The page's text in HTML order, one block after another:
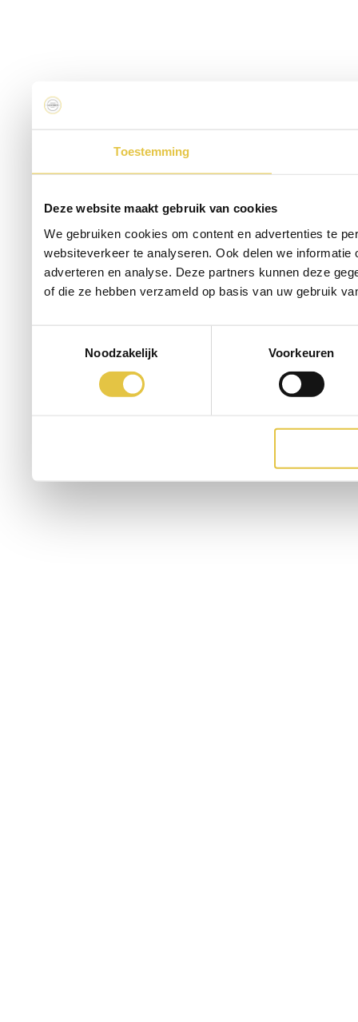
Toestemming
Deze website maakt gebruik van cookies
We gebruiken cookies om content en advertenties te
websiteverkeer te analyseren. Ook delen we
adverteren en analyse. Deze partners kunnen deze
of die ze hebben verzameld op basis van uw gebruik
Noodzakelijk
Voorkeuren